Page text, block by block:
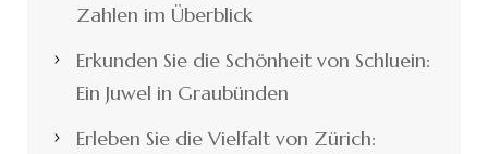
Zahlen im Überblick
Erkunden Sie die Schönheit von Schluein:
Ein Juwel in Graubünden
Erleben Sie die Vielfalt von Zürich: